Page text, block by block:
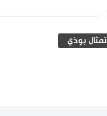
تمثال بوذي